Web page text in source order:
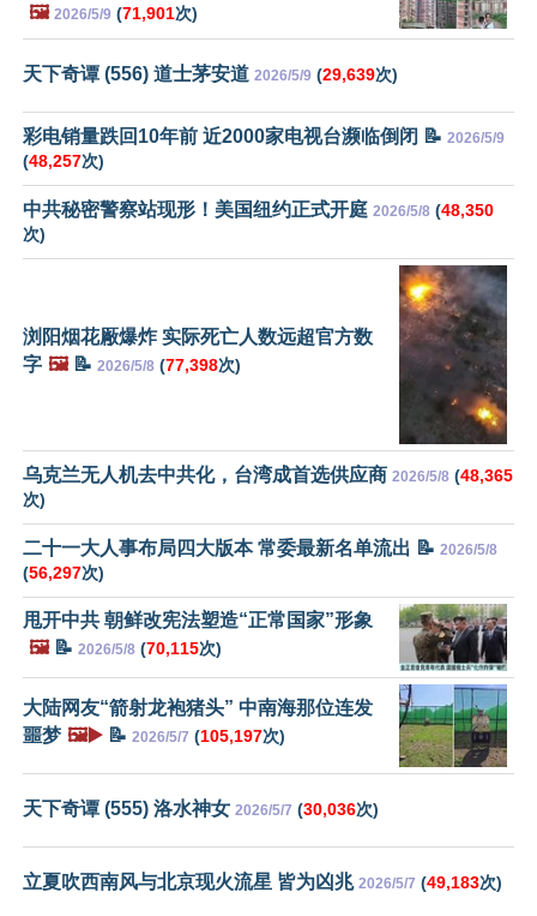
🖼️ 2026/5/9 (71,901次)
天下奇谭 (556) 道士茅安道 2026/5/9 (29,639次)
彩电销量跌回10年前 近2000家电视台濒临倒闭 📝 2026/5/9
(48,257次)
中共秘密警察站现形！美国纽约正式开庭 2026/5/8 (48,350
次)
浏阳烟花厰爆炸 实际死亡人数远超官方数
字 🖼️📝 2026/5/8 (77,398次)
乌克兰无人机去中共化，台湾成首选供应商 2026/5/8 (48,365
次)
二十一大人事布局四大版本 常委最新名单流出 📝 2026/5/8
(56,297次)
甩开中共 朝鲜改宪法塑造“正常国家”形象
🖼️📝 2026/5/8 (70,115次)
大陆网友“箭射龙袍猪头” 中南海那位连发
噩梦 🖼️▶️ 📝 2026/5/7 (105,197次)
天下奇谭 (555) 洛水神女 2026/5/7 (30,036次)
立夏吹西南风与北京现火流星 皆为凶兆 2026/5/7 (49,183次)